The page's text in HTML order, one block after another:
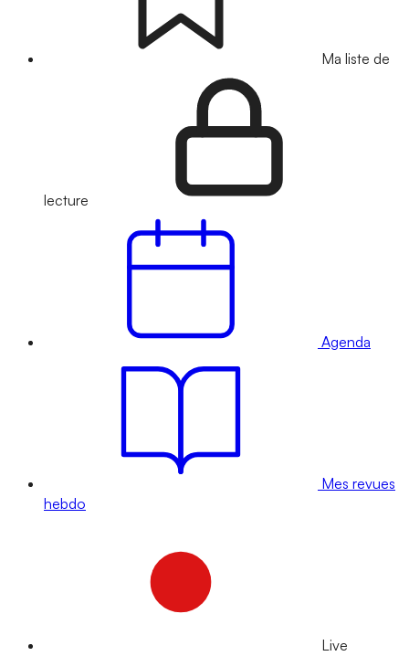
Ma liste de
lecture
Agenda
Mes revues
hebdo
Live